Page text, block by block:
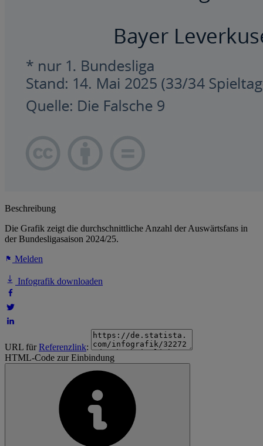
Beschreibung
Die Grafik zeigt die durchschnittliche Anzahl der Auswärtsfans in
der Bundesligasaison 2024/25.
Melden
Infografik downloaden
URL fürReferenzlink:
HTML-Code zur Einbindung